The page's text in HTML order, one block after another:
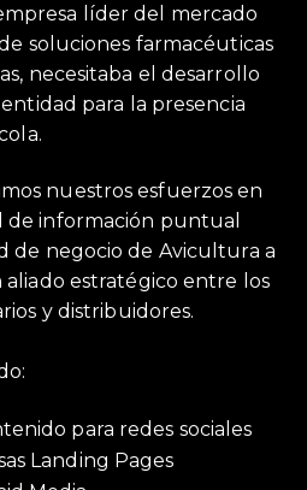
líder del mercado
soluciones farmacéuticas
necesitaba el desarrollo
para la presencia
nuestros esfuerzos en
información puntual
de negocio de Avicultura a
aliado estratégico entre los
y distribuidores.
para redes sociales
Landing Pages